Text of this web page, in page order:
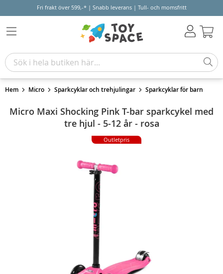
Fri frakt över 599,-* | Snabb leverans | Tull- och momsfritt
Hem Micro Sparkcyklar och trehjulingar Sparkcyklar för barn
Micro Maxi Shocking Pink T-bar sparkcykel med
tre hjul - 5-12 år - rosa
Outletpris